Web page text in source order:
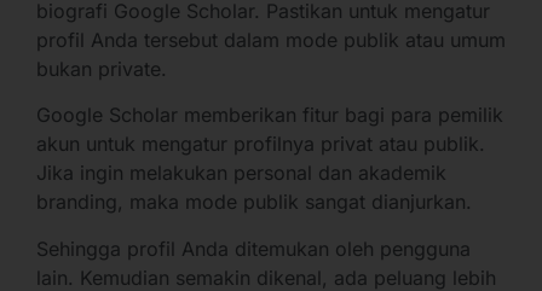
biografi Google Scholar. Pastikan untuk mengatur
profil Anda tersebut dalam mode publik atau umum
bukan private.
Google Scholar memberikan fitur bagi para pemilik
akun untuk mengatur profilnya privat atau publik.
Jika ingin melakukan personal dan akademik
branding, maka mode publik sangat dianjurkan.
Sehingga profil Anda ditemukan oleh pengguna
lain. Kemudian semakin dikenal, ada peluang lebih